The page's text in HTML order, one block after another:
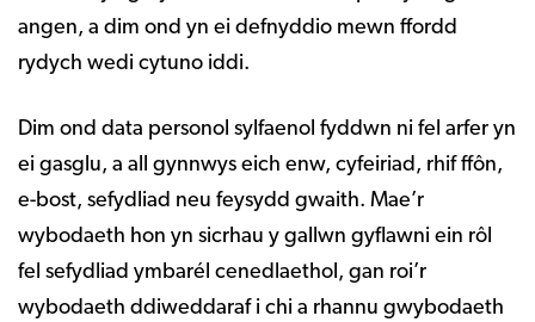
angen, a dim ond yn ei defnyddio mewn ffordd
rydych wedi cytuno iddi.
Dim ond data personol sylfaenol fyddwn ni fel arfer yn
ei gasglu, a all gynnwys eich enw, cyfeiriad, rhif ffôn,
e-bost, sefydliad neu feysydd gwaith. Mae’r
wybodaeth hon yn sicrhau y gallwn gyflawni ein rôl
fel sefydliad ymbarél cenedlaethol, gan roi’r
wybodaeth ddiweddaraf i chi a rhannu gwybodaeth